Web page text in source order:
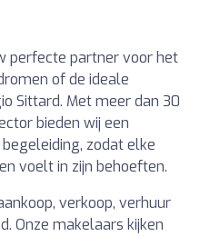
perfecte partner voor het
of de ideale
Sittard. Met meer dan 30
bieden wij een
zodat elke
voelt in zijn behoeften.
verkoop, verhuur
Onze makelaars kijken